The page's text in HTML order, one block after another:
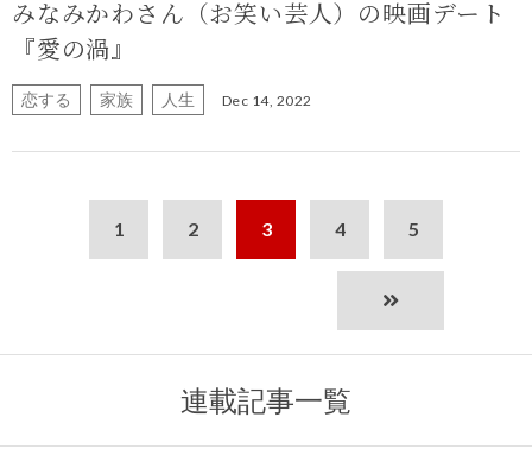
みなみかわさん（お笑い芸人）の映画デート
『愛の渦』
恋する 家族 人生 Dec 14, 2022
1 2 3 4 5
連載記事一覧